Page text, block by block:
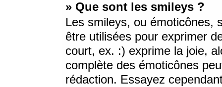
» Que sont les smileys ?
Les smileys, ou émoticônes,
être utilisées pour exprimer
court, ex. :) exprime la joie,
complète des émoticônes
rédaction. Essayez